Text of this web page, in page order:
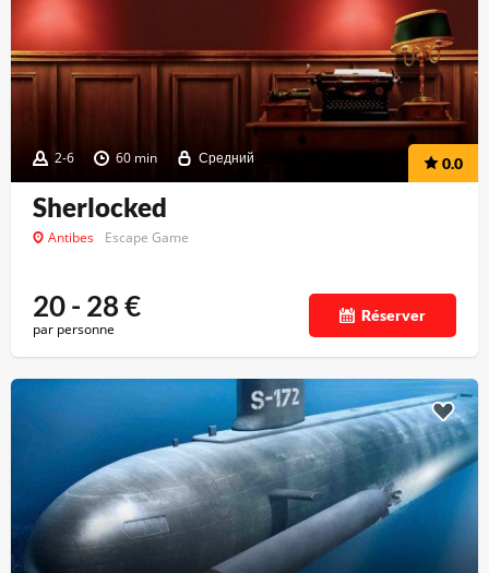
2-6 60 min Средний 0.0
Sherlocked
Antibes Escape Game
20 - 28€
par personne
Réserver